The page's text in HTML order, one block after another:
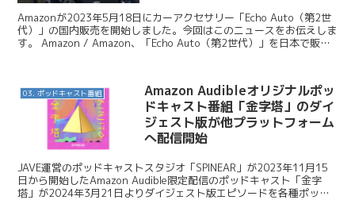
Amazonが2023年5月18日にカーアクセサリー「Echo Auto（第2世
代）」の国内販売を開始しました。今回はこのニュースをお伝えしま
す。 Amazon / Amazon、「Echo Auto（第2世代）」を日本で販売
03. ポッドキャスト番組
Amazon Audibleオリジナルポッ
ドキャスト番組「金字塔」のダイ
ジェスト版が他プラットフォーム
へ配信開始
JAVE運営のポッドキャストスタジオ「SPINEAR」が2023年11月15
日から開始したAmazon Audible限定配信のポッドキャスト「金字
塔」が2024年3月21日よりダイジェスト版エピソードを各種ポッド